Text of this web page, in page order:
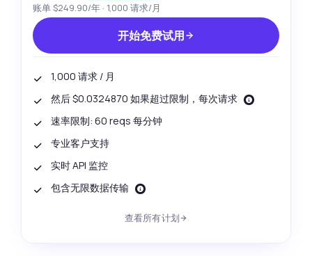
账单 $249.90/年 · 1,000 请求/月
开始免费试用
1,000 请求 / 月
然后 $0.0324870 如果超过限制，每次请求
速率限制: 60 reqs 每分钟
专业客户支持
实时 API 监控
包含无限数据传输
查看所有计划